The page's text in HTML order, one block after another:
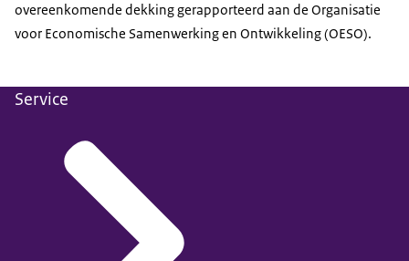
overeenkomende dekking gerapporteerd aan de Organisatie
voor Economische Samenwerking en Ontwikkeling (OESO).
Service